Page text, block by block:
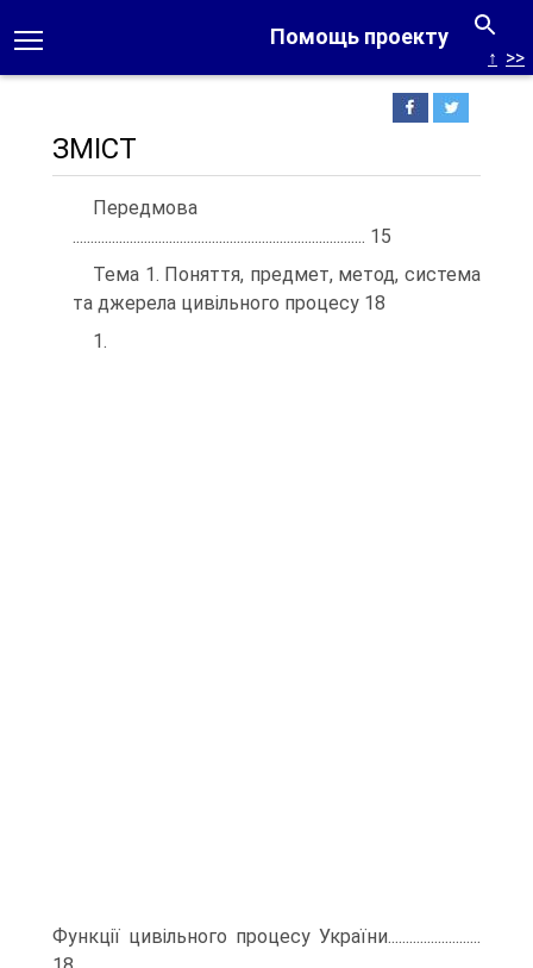
Помощь проекту
↑ >>
ЗМІСТ
Передмова
.................................................................................. 15
Тема 1. Поняття, предмет, метод, система
та джерела цивільного процесу 18
1.
Функції цивільного процесу України..........................